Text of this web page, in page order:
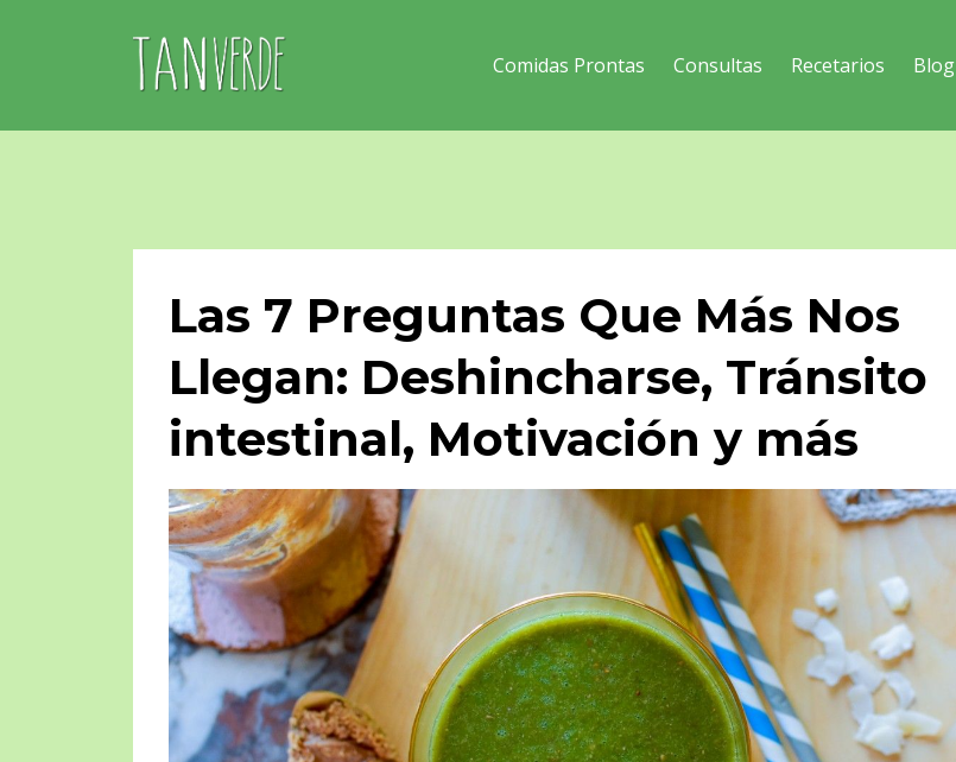
Comidas Prontas Consultas Recetarios Blog
Las 7 Preguntas Que Más Nos
Llegan: Deshincharse, Tránsito
intestinal, Motivación y más